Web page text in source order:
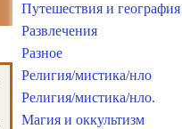
Путешествия и география
Развлечения
Разное
Религия/мистика/нло
Религия/мистика/нло.
Магия и оккультизм